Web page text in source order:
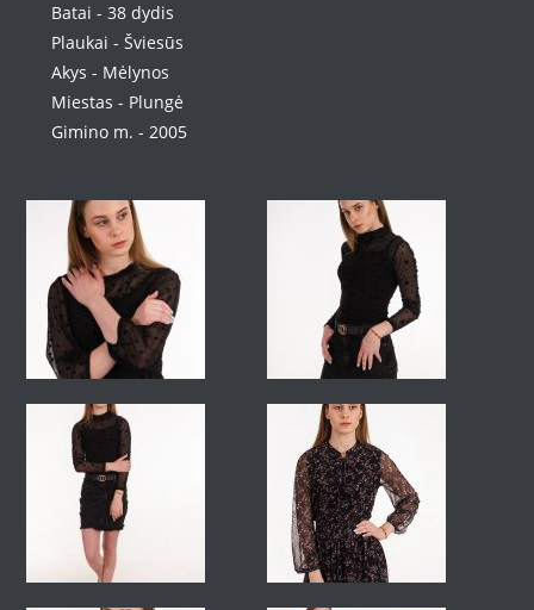
Batai - 38 dydis
Plaukai - Šviesūs
Akys - Mėlynos
Miestas - Plungė
Gimino m. - 2005